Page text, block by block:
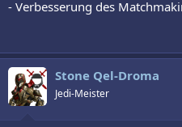
- Verbesserung des
Stone Qel-Droma
Jedi-Meister